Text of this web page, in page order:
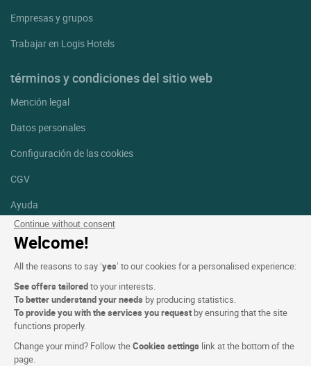
Continue without consent
Welcome!
All the reasons to say ‘yes’ to our cookies for a personalised experience:
See offers tailoredto your interests.
To better understand your needs by producing statistics.
To provide you with the services you request by ensuring that the site
functions properly.
Change your mind? Follow theCookies settings link at the bottom of the
page.
Empresas y grupos
Trabajar en Logis Hotels
términos y condiciones del sitio web
Mención legal
Datos personales
Configuración de las cookies
CGV
Ayuda
Mapa del sitio
fotografías
Síguenos
Facebook
Instagram
Linkedin